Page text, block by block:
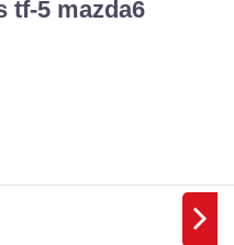
tf-5 mazda6